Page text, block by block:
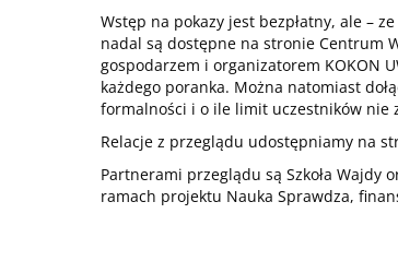
Wstęp na pokazy jest bezpłatny, ale –
nadal są dostępne na stronie Centrum
gospodarzem i organizatorem KOKON
każdego poranka. Można natomiast
formalności i o ile limit uczestników nie
Relacje z przeglądu udostępniamy na
Partnerami przeglądu są Szkoła Wajdy
ramach projektu Nauka Sprawdza,